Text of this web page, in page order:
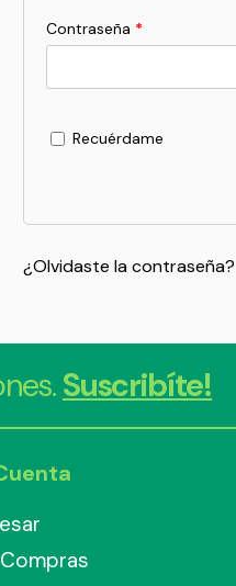
Contraseña *
Recuérdame
¿Olvidaste la contraseña?
Suscribíte!